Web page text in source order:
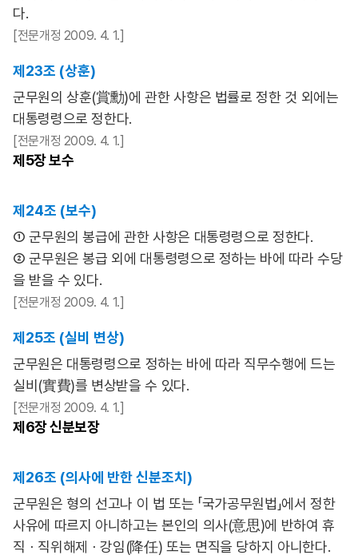
다.
[전문개정 2009. 4. 1.]
제23조 (상훈)
군무원의 상훈(賞勳)에 관한 사항은 법률로 정한 것 외에는
대통령령으로 정한다.
[전문개정 2009. 4. 1.]
제5장보수
제24조 (보수)
① 군무원의 봉급에 관한 사항은 대통령령으로 정한다.
② 군무원은 봉급 외에 대통령령으로 정하는 바에 따라 수당
을 받을 수 있다.
[전문개정 2009. 4. 1.]
제25조 (실비 변상)
군무원은 대통령령으로 정하는 바에 따라 직무수행에 드는
실비(實費)를 변상받을 수 있다.
[전문개정 2009. 4. 1.]
제6장신분보장
제26조 (의사에 반한 신분조치)
군무원은 형의 선고나 이 법 또는 「국가공무원법」에서 정한
사유에 따르지 아니하고는 본인의 의사(意思)에 반하여 휴
직ㆍ직위해제ㆍ강임(降任) 또는 면직을 당하지 아니한다.